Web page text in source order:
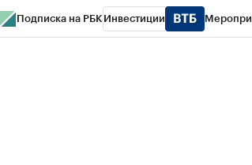
Подписка на РБК Инвестиции